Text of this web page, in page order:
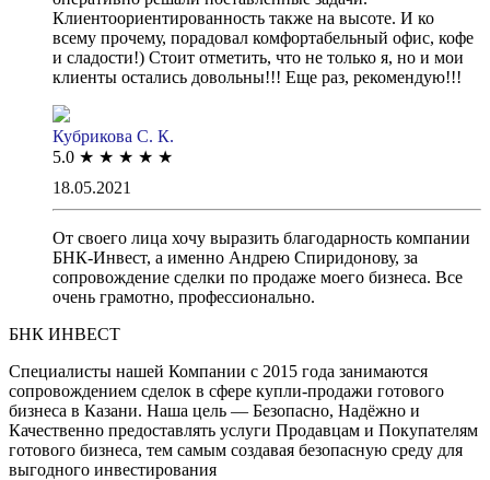
Клиентоориентированность также на высоте. И ко
всему прочему, порадовал комфортабельный офис, кофе
и сладости!) Стоит отметить, что не только я, но и мои
клиенты остались довольны!!! Еще раз, рекомендую!!!
Кубрикова С. К.
5.0 ★ ★ ★ ★ ★
18.05.2021
От своего лица хочу выразить благодарность компании
БНК-Инвест, а именно Андрею Спиридонову, за
сопровождение сделки по продаже моего бизнеса. Все
очень грамотно, профессионально.
БНК ИНВЕСТ
Специалисты нашей Компании с 2015 года занимаются
сопровождением сделок в сфере купли-продажи готового
бизнеса в Казани. Наша цель — Безопасно, Надёжно и
Качественно предоставлять услуги Продавцам и Покупателям
готового бизнеса, тем самым создавая безопасную среду для
выгодного инвестирования